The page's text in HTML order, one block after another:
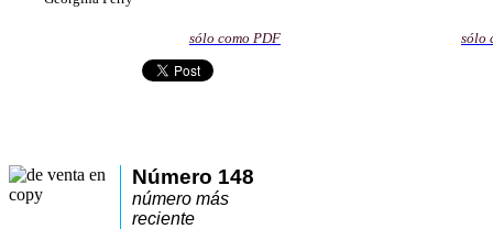
sólo como PDF sólo
Número 148
número más
reciente